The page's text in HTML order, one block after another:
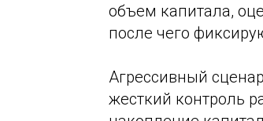
объем капитала,
после чего
Агрессивный
жесткий контроль